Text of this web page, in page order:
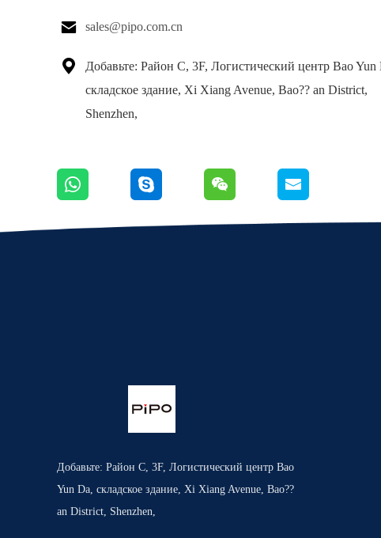
 sales@pipo.com.cn

Добавьте: Район C, 3F, Логистический центр Bao Yun
складское здание, Xi Xiang Avenue, Bao?? an District,
Shenzhen,
Добавьте: Район C, 3F, Логистический центр Bao
Yun Da, складское здание, Xi Xiang Avenue, Bao??
an District, Shenzhen,